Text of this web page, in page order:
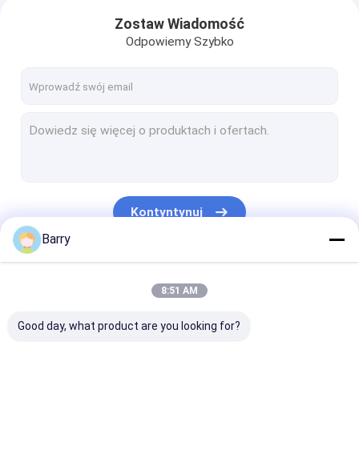
Oznaczanie farby w aerozolu
Marker Pen
Uszczelniacz silikonowy
Zostaw Wiadomość
Odpowiemy Szybko
Kontyntynuj
Barry
8:51 AM
Good day, what product are you looking for?